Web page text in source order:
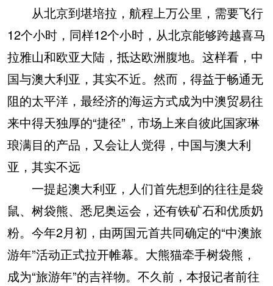
从北京到堪培拉，航程上万公里，需要飞行
12个小时，同样12个小时，从北京能够跨越喜马
拉雅山和欧亚大陆，抵达欧洲腹地。这样看，中
国与澳大利亚，其实不近。然而，得益于畅通无
阻的太平洋，最经济的海运方式成为中澳贸易往
来中得天独厚的“捷径”，市场上来自彼此国家琳
琅满目的产品，又会让人觉得，中国与澳大利
亚，其实不远
一提起澳大利亚，人们首先想到的往往是袋
鼠、树袋熊、悉尼奥运会，还有铁矿石和优质奶
粉。今年2月初，由两国元首共同确定的“中澳旅
游年”活动正式拉开帷幕。大熊猫牵手树袋熊，
成为“旅游年”的吉祥物。不久前，本报记者前往